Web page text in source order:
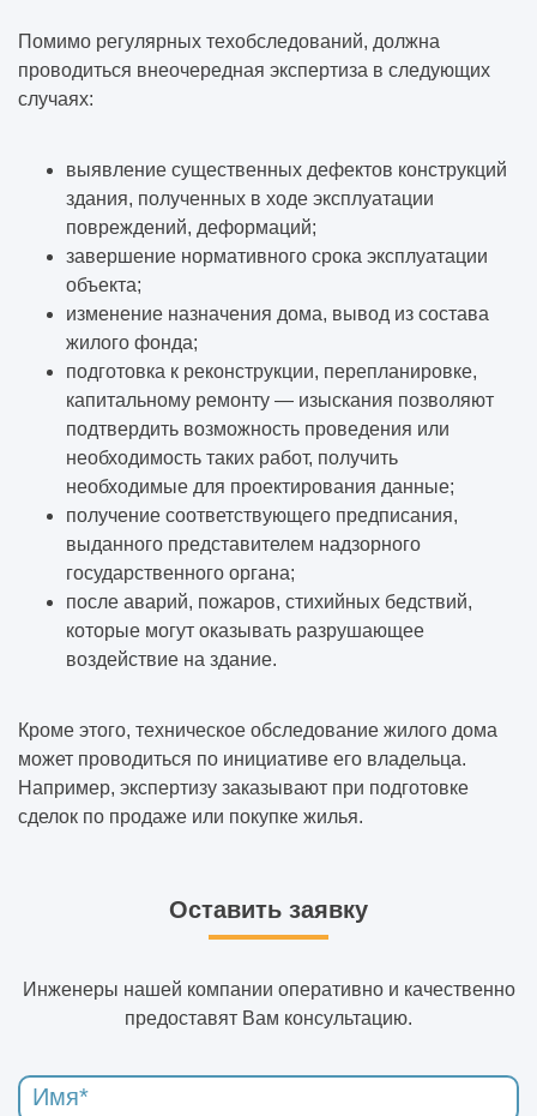
Помимо регулярных техобследований, должна
проводиться внеочередная экспертиза в следующих
случаях:
выявление существенных дефектов конструкций
здания, полученных в ходе эксплуатации
повреждений, деформаций;
завершение нормативного срока эксплуатации
объекта;
изменение назначения дома, вывод из состава
жилого фонда;
подготовка к реконструкции, перепланировке,
капитальному ремонту — изыскания позволяют
подтвердить возможность проведения или
необходимость таких работ, получить
необходимые для проектирования данные;
получение соответствующего предписания,
выданного представителем надзорного
государственного органа;
после аварий, пожаров, стихийных бедствий,
которые могут оказывать разрушающее
воздействие на здание.
Кроме этого, техническое обследование жилого дома
может проводиться по инициативе его владельца.
Например, экспертизу заказывают при подготовке
сделок по продаже или покупке жилья.
Оставить заявку
Инженеры нашей компании оперативно и качественно
предоставят Вам консультацию.